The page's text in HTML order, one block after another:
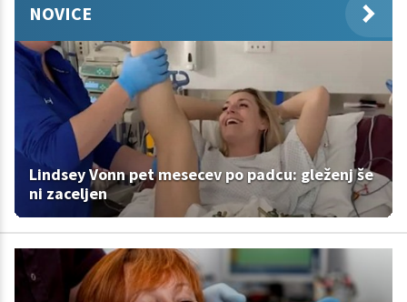
NOVICE
Lindsey Vonn pet mesecev po padcu: gleženj še
ni zaceljen